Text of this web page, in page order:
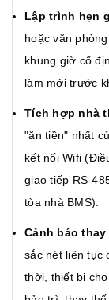
Lập trình hẹn
hoặc văn
khung giờ cố
làm mới trước
Tích hợp nhà
"ăn tiền" nhất
kết nối Wifi
giao tiếp RS-
tòa nhà BMS).
Cảnh báo
sắc nét liên tục
thời, thiết bị